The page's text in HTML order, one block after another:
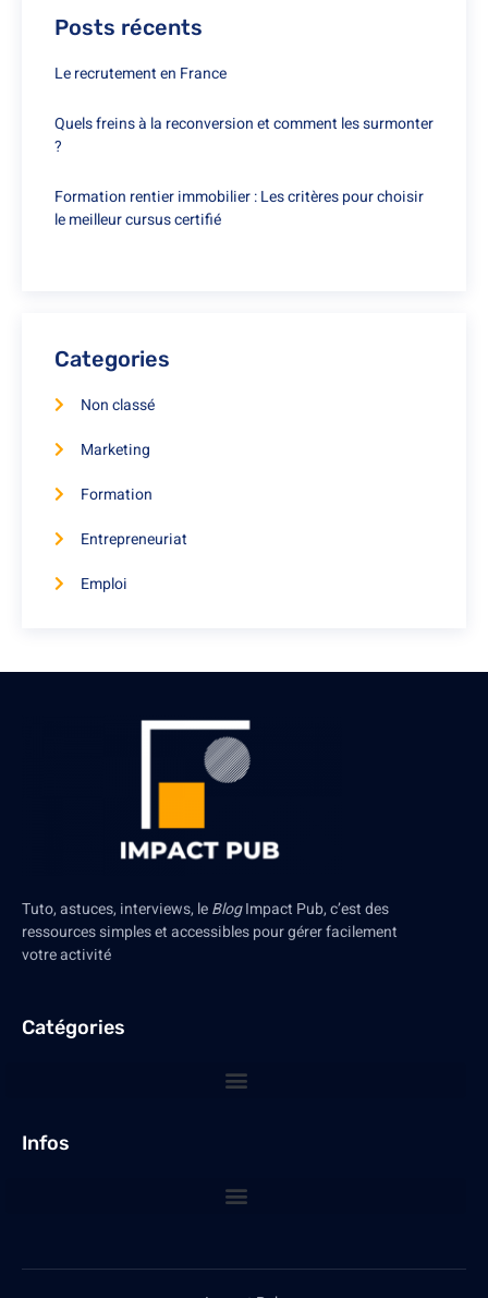
Posts récents
Le recrutement en France
Quels freins à la reconversion et comment les surmonter
?
Formation rentier immobilier : Les critères pour choisir
le meilleur cursus certifié
Categories
Non classé
Marketing
Formation
Entrepreneuriat
Emploi
Tuto, astuces, interviews, leBlogImpact Pub, c’est des
ressources simples et accessibles pour gérer facilement
votre activité
Catégories
Infos